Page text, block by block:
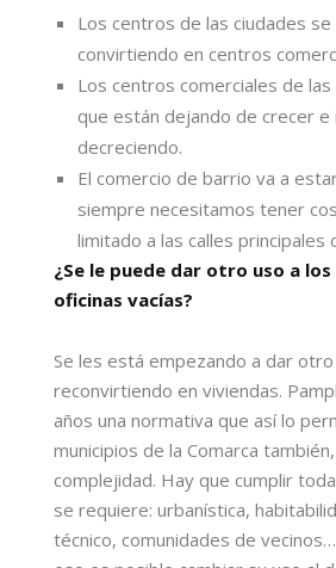
Los centros de las ciudades se
convirtiendo en centros
Los centros comerciales de
que están dejando de crecer e
decreciendo.
El comercio de barrio va a
siempre necesitamos tener
limitado a las calles principales
¿Se le puede dar otro uso a
oficinas vacías?
Se les está empezando a dar
reconvirtiendo en viviendas.
años una normativa que así lo
municipios de la Comarca
complejidad. Hay que cumplir
se requiere: urbanística,
técnico, comunidades de